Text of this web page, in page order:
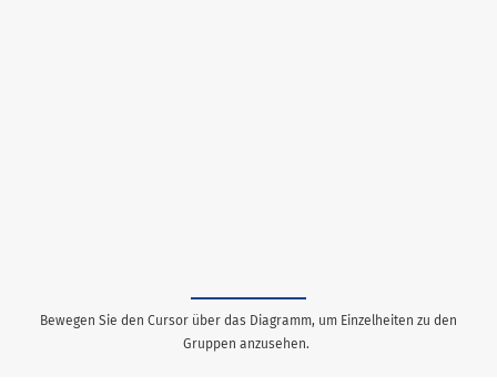
Bewegen Sie den Cursor über das Diagramm, um Einzelheiten zu den
Gruppen anzusehen.